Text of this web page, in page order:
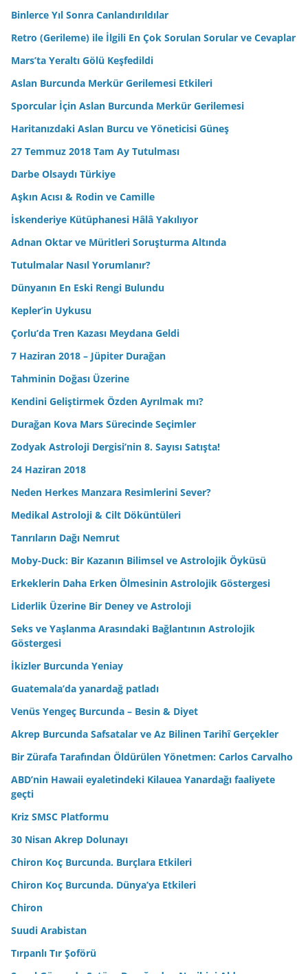
Binlerce Yıl Sonra Canlandırıldılar
Retro (Gerileme) ile İlgili En Çok Sorulan Sorular ve Cevaplar
Mars’ta Yeraltı Gölü Keşfedildi
Aslan Burcunda Merkür Gerilemesi Etkileri
Sporcular İçin Aslan Burcunda Merkür Gerilemesi
Haritanızdaki Aslan Burcu ve Yöneticisi Güneş
27 Temmuz 2018 Tam Ay Tutulması
Darbe Olsaydı Türkiye
Aşkın Acısı & Rodin ve Camille
İskenderiye Kütüphanesi Hâlâ Yakılıyor
Adnan Oktar ve Müritleri Soruşturma Altında
Tutulmalar Nasıl Yorumlanır?
Dünyanın En Eski Rengi Bulundu
Kepler’in Uykusu
Çorlu’da Tren Kazası Meydana Geldi
7 Haziran 2018 – Jüpiter Durağan
Tahminin Doğası Üzerine
Kendini Geliştirmek Özden Ayrılmak mı?
Durağan Kova Mars Sürecinde Seçimler
Zodyak Astroloji Dergisi’nin 8. Sayısı Satışta!
24 Haziran 2018
Neden Herkes Manzara Resimlerini Sever?
Medikal Astroloji & Cilt Döküntüleri
Tanrıların Dağı Nemrut
Moby-Duck: Bir Kazanın Bilimsel ve Astrolojik Öyküsü
Erkeklerin Daha Erken Ölmesinin Astrolojik Göstergesi
Liderlik Üzerine Bir Deney ve Astroloji
Seks ve Yaşlanma Arasındaki Bağlantının Astrolojik
Göstergesi
İkizler Burcunda Yeniay
Guatemala’da yanardağ patladı
Venüs Yengeç Burcunda – Besin & Diyet
Akrep Burcunda Safsatalar ve Az Bilinen Tarihî Gerçekler
Bir Zürafa Tarafından Öldürülen Yönetmen: Carlos Carvalho
ABD’nin Hawaii eyaletindeki Kilauea Yanardağı faaliyete
geçti
Kriz SMSC Platformu
30 Nisan Akrep Dolunayı
Chiron Koç Burcunda. Burçlara Etkileri
Chiron Koç Burcunda. Dünya’ya Etkileri
Chiron
Suudi Arabistan
Tırpanlı Tır Şoförü